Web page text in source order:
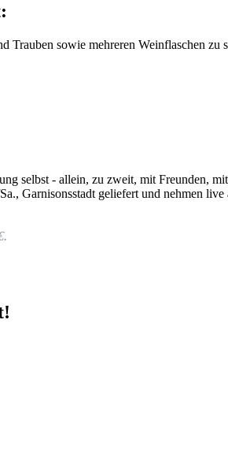
selbst - allein, zu zweit, mit Freunden,
Garnisonsstadt geliefert und nehmen